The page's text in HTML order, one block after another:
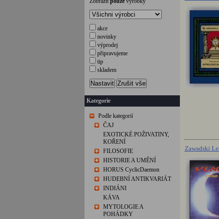
akce
novinky
výprodej
připravujeme
tip
skladem
Nastavit Zrušit vše
Kategorie
Podle kategorií
ČAJ
EXOTICKÉ POŽIVATINY,
KOŘENÍ
FILOSOFIE
HISTORIE A UMĚNÍ
HORUS CyclicDaemon
HUDEBNÍ ANTIKVARIÁT
INDIÁNI
KÁVA
MYTOLOGIE A
POHÁDKY
Zawadski